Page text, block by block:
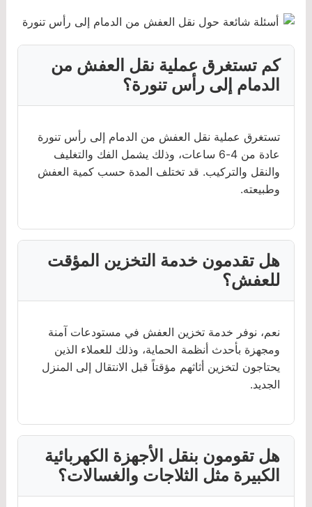
كم تستغرق عملية نقل العفش من
الدمام إلى رأس تنورة؟
تستغرق عملية نقل العفش من الدمام إلى رأس تنورة
عادة من 4-6 ساعات، وذلك يشمل الفك والتغليف
والنقل والتركيب. قد تختلف المدة حسب كمية العفش
وطبيعته.
هل تقدمون خدمة التخزين المؤقت
للعفش؟
نعم، نوفر خدمة تخزين العفش في مستودعات آمنة
ومجهزة بأحدث أنظمة الحماية، وذلك للعملاء الذين
يحتاجون لتخزين أثاثهم مؤقتاً قبل الانتقال إلى المنزل
الجديد.
هل تقومون بنقل الأجهزة الكهربائية
الكبيرة مثل الثلاجات والغسالات؟